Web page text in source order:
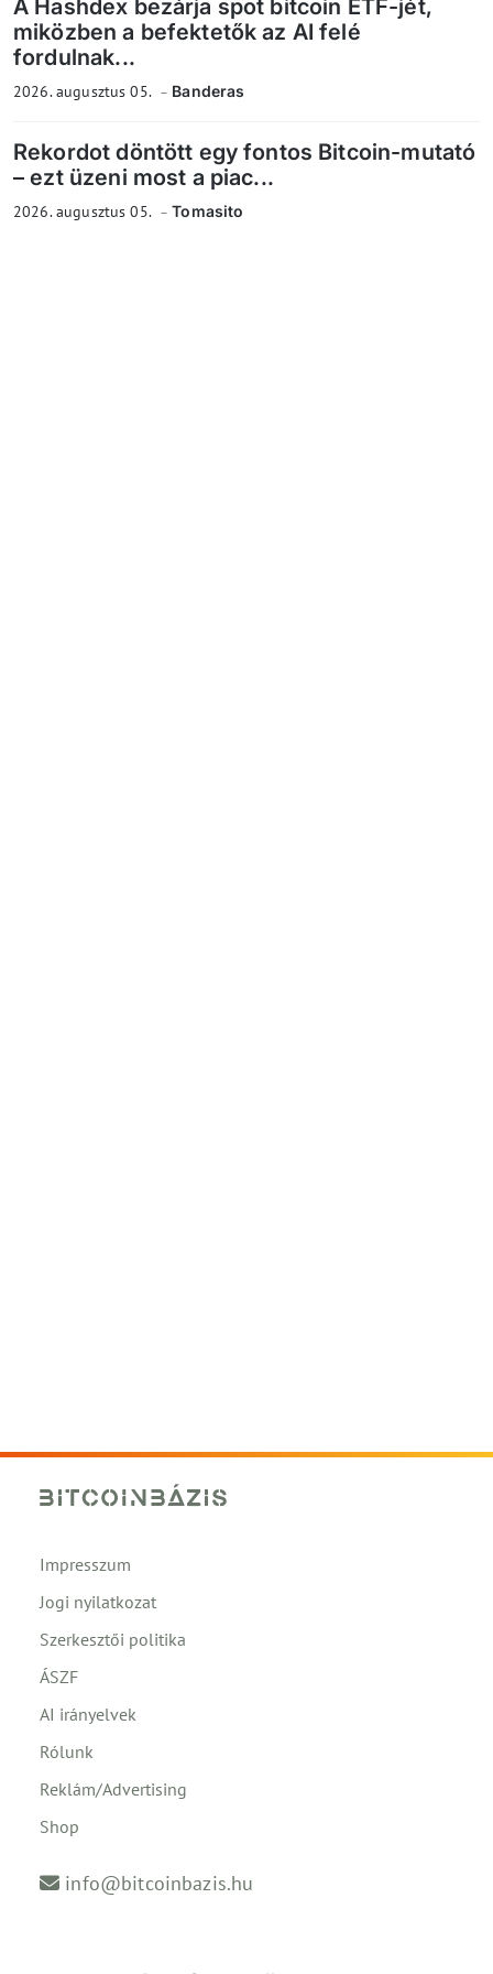
A Hashdex bezárja spot bitcoin ETF-jét,
miközben a befektetők az AI felé
fordulnak...
2026. augusztus 05. Banderas
Rekordot döntött egy fontos Bitcoin-mutató
– ezt üzeni most a piac...
2026. augusztus 05. Tomasito
Impresszum
Jogi nyilatkozat
Szerkesztői politika
ÁSZF
AI irányelvek
Rólunk
Reklám/Advertising
Shop
info@bitcoinbazis.hu